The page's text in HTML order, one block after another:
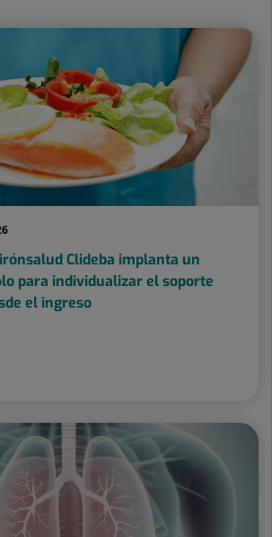
Clideba implanta un
para individualizar el soporte
el ingreso